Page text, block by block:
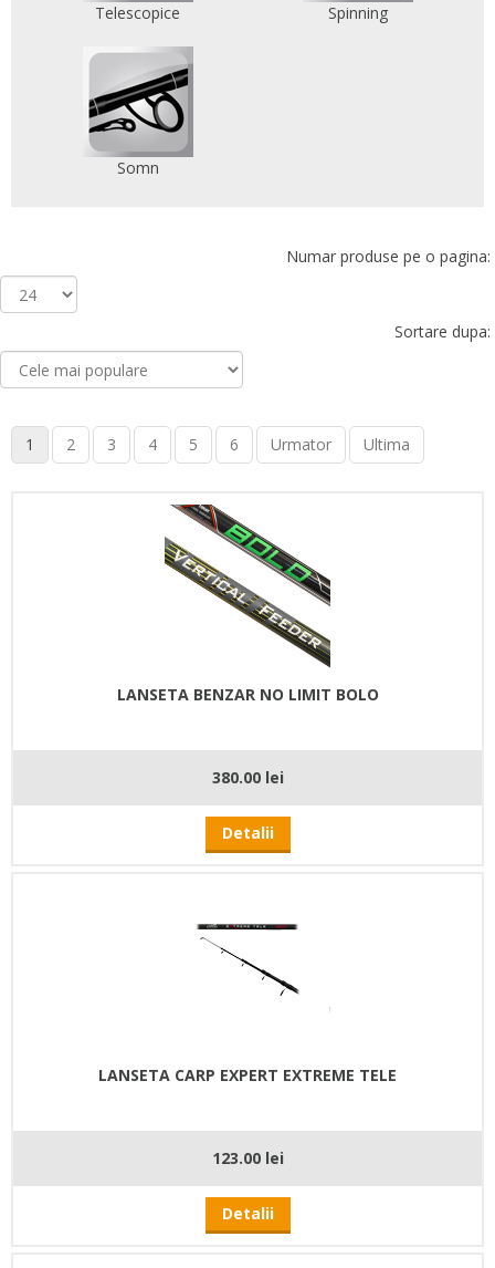
Telescopice Spinning
Somn
Numar produse pe o pagina:
Sortare dupa:
1 2 3 4 5 6 Urmator Ultima
LANSETA BENZAR NO LIMIT BOLO
380.00 lei
Detalii
LANSETA CARP EXPERT EXTREME TELE
123.00 lei
Detalii